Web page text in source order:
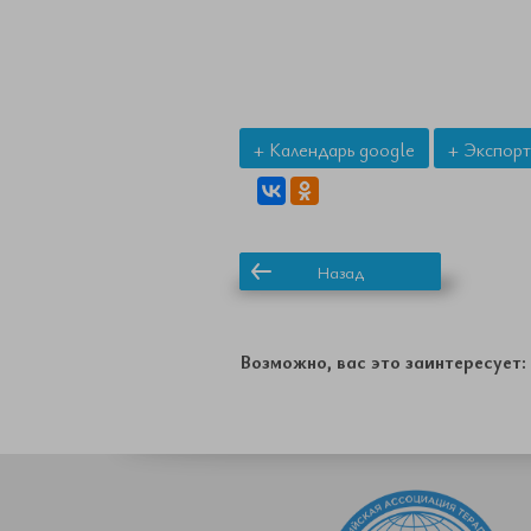
+ Календарь google
+
Назад
Возможно, вас это заинтересует: